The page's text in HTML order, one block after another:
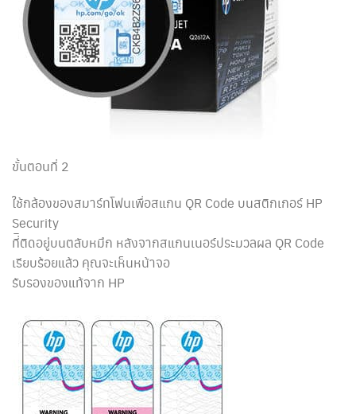
ขั้นตอนที่ 2
ใช้กล้องของสมาร์ทโฟนเพื่อสแกน QR Code บนสติกเกอร์ HP
Security
ที่ิติดอยู่บนตลับหมึก หลังจากสแกนเนอร์ประมวลผล QR Code
เรียบร้อยแล้ว คุณจะเห็นหน้าจอ
รับรองของแท้จาก HP